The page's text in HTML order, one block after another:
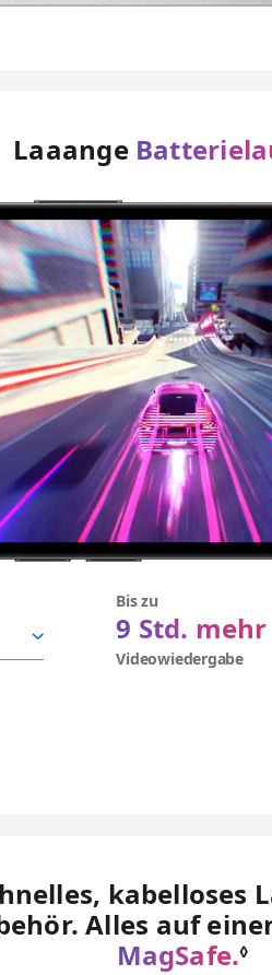
Laaange
Bis zu
9 Std. mehr
Video­wiedergabe
kabelloses
Alles auf
MagSafe.◊